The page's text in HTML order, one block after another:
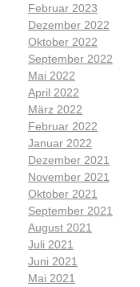
Februar 2023
Dezember 2022
Oktober 2022
September 2022
Mai 2022
April 2022
März 2022
Februar 2022
Januar 2022
Dezember 2021
November 2021
Oktober 2021
September 2021
August 2021
Juli 2021
Juni 2021
Mai 2021